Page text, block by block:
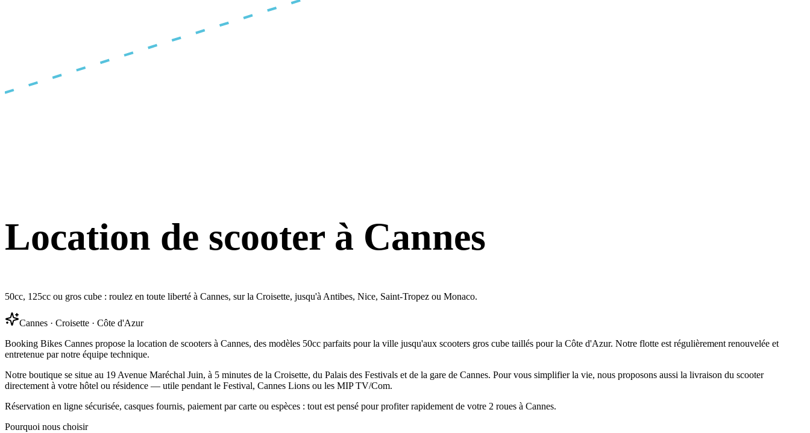
Location de scooter à Cannes
50cc, 125cc ou gros cube : roulez en toute liberté à Cannes, sur la Croisette, jusqu'à Antibes, Nice, Saint-Tropez ou Monaco.
Cannes · Croisette · Côte d'Azur
Booking Bikes Cannes propose la location de scooters à Cannes, des modèles 50cc parfaits pour la ville jusqu'aux scooters gros cube taillés pour la Côte d'Azur. Notre flotte est régulièrement renouvelée et
entretenue par notre équipe technique.
Notre boutique se situe au 19 Avenue Maréchal Juin, à 5 minutes de la Croisette, du Palais des Festivals et de la gare de Cannes. Pour vous simplifier la vie, nous proposons aussi la livraison du scooter
directement à votre hôtel ou résidence — utile pendant le Festival, Cannes Lions ou les MIP TV/Com.
Réservation en ligne sécurisée, casques fournis, paiement par carte ou espèces : tout est pensé pour profiter rapidement de votre 2 roues à Cannes.
Pourquoi nous choisir